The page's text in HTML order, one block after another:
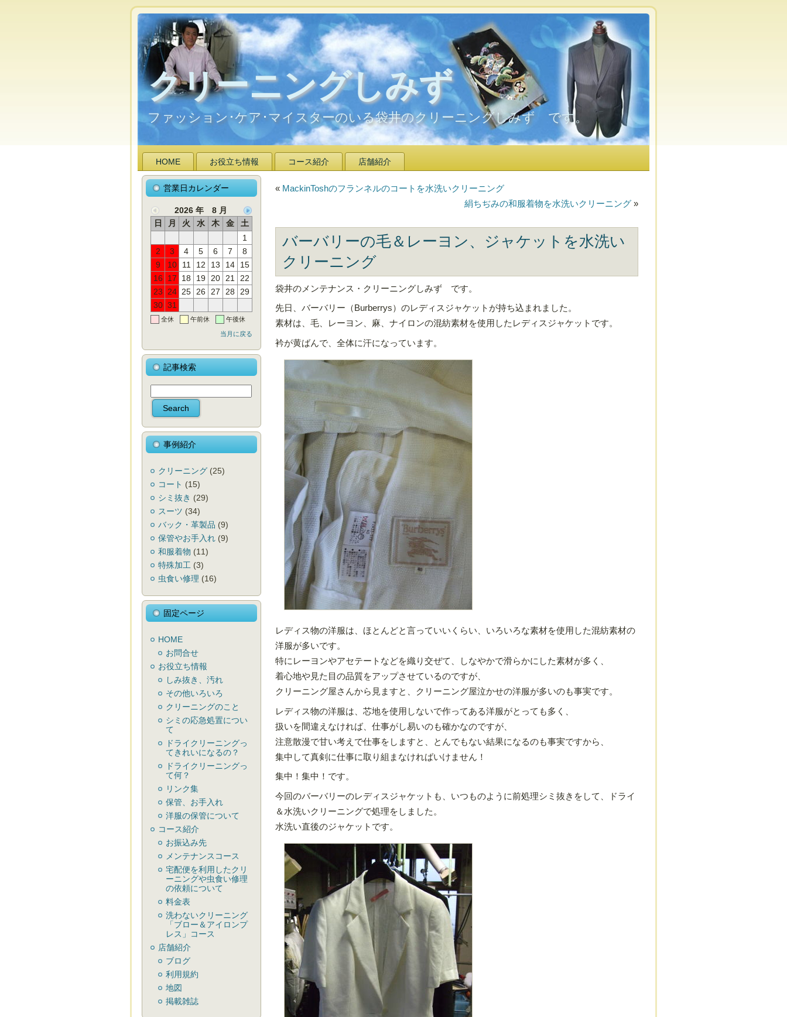
クリーニングしみず
ファッション･ケア･マイスターのいる袋井のクリーニングしみず です。
HOME お役立ち情報 コース紹介 店舗紹介
営業日カレンダー
2026 年 8 月
日
月 火 水 木 金
土
1
2
3 4 5 6 7
8
9
10 11 12 13 14
15
16
17 18 19 20 21
22
23
24 25 26 27 28
29
30 31
全休 午前休 午後休
当月に戻る
記事検索
事例紹介
クリーニング (25)
コート (15)
シミ抜き (29)
スーツ (34)
バック・革製品 (9)
保管やお手入れ (9)
和服着物 (11)
特殊加工 (3)
虫食い修理 (16)
固定ページ
HOME
お問合せ
お役立ち情報
しみ抜き、汚れ
その他いろいろ
クリーニングのこと
シミの応急処置につい
て
ドライクリーニングっ
てきれいになるの？
ドライクリーニングっ
て何？
リンク集
保管、お手入れ
洋服の保管について
コース紹介
お振込み先
メンテナンスコース
宅配便を利用したクリ
ーニングや虫食い修理
の依頼について
料金表
洗わないクリーニング
「ブロー＆アイロンプ
レス」コース
店舗紹介
ブログ
利用規約
地図
掲載雑誌
« MackinToshのフランネルのコートを水洗いクリーニング
絹ちぢみの和服着物を水洗いクリーニング »
バーバリーの毛＆レーヨン、ジャケットを水洗い
クリーニング
袋井のメンテナンス・クリーニングしみず です。
先日、バーバリー（Burberrys）のレディスジャケットが持ち込まれました。
素材は、毛、レーヨン、麻、ナイロンの混紡素材を使用したレディスジャケットです。
衿が黄ばんで、全体に汗になっています。
レディス物の洋服は、ほとんどと言っていいくらい、いろいろな素材を使用した混紡素材の
洋服が多いです。
特にレーヨンやアセテートなどを織り交ぜて、しなやかで滑らかにした素材が多く、
着心地や見た目の品質をアップさせているのですが、
クリーニング屋さんから見ますと、クリーニング屋泣かせの洋服が多いのも事実です。
レディス物の洋服は、芯地を使用しないで作ってある洋服がとっても多く、
扱いを間違えなければ、仕事がし易いのも確かなのですが、
注意散漫で甘い考えで仕事をしますと、とんでもない結果になるのも事実ですから、
集中して真剣に仕事に取り組まなければいけません！
集中！集中！です。
今回のバーバリーのレディスジャケットも、いつものように前処理シミ抜きをして、ドライ
＆水洗いクリーニングで処理をしました。
水洗い直後のジャケットです。